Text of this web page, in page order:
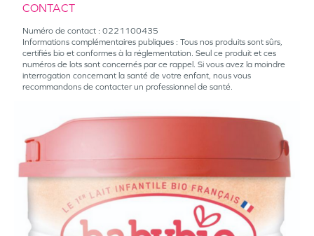
CONTACT
Numéro de contact : 0221100435
Informations complémentaires publiques : Tous nos produits sont sûrs,
certifiés bio et conformes à la réglementation. Seul ce produit et ces
numéros de lots sont concernés par ce rappel. Si vous avez la moindre
interrogation concernant la santé de votre enfant, nous vous
recommandons de contacter un professionnel de santé.